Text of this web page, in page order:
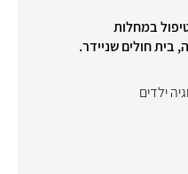
במחלות
בית חולים שניידר.
ילדים